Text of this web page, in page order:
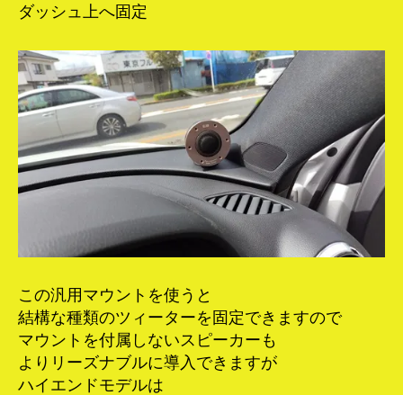
ダッシュ上へ固定
この汎用マウントを使うと
結構な種類のツィーターを固定できますので
マウントを付属しないスピーカーも
よりリーズナブルに導入できますが
ハイエンドモデルは